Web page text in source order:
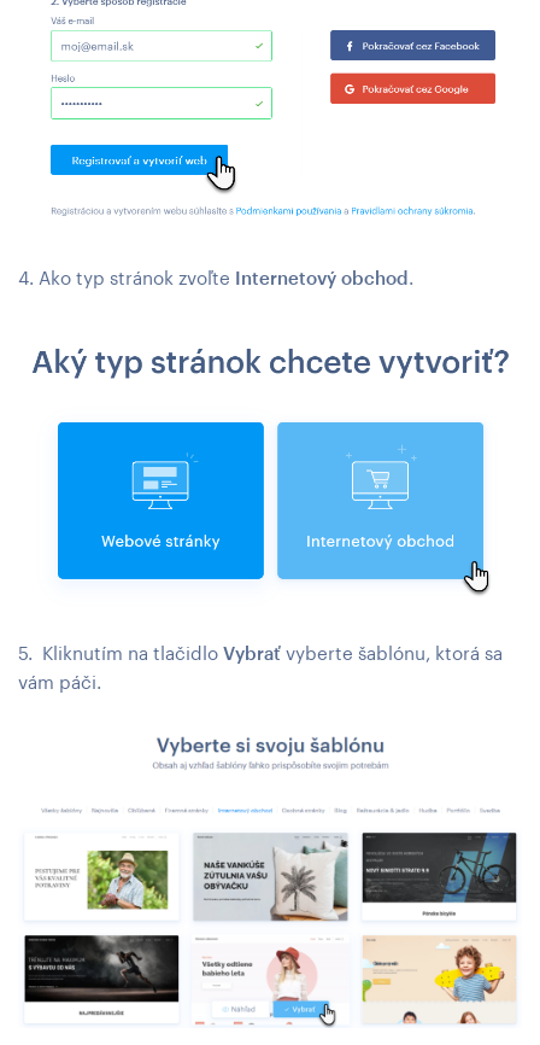
4. Ako typ stránok zvoľte Internetový obchod.
5. Kliknutím na tlačidlo Vybrať vyberte šablónu, ktorá sa
vám páči.